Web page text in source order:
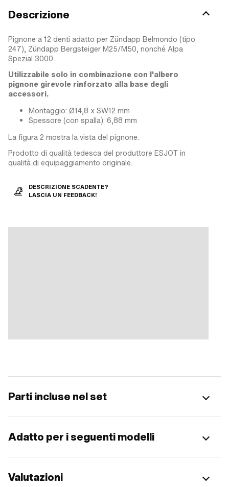
Descrizione
Pignone a 12 denti adatto per Zündapp Belmondo (tipo
247), Zündapp Bergsteiger M25/M50, nonché Alpa
Spezial 3000.
Utilizzabile solo in combinazione con l'albero
pignone girevole rinforzato alla base degli
accessori.
Montaggio: Ø14,8 x SW12 mm
Spessore (con spalla): 6,88 mm
La figura 2 mostra la vista del pignone.
Prodotto di qualità tedesca del produttore ESJOT in
qualità di equipaggiamento originale.
DESCRIZIONE SCADENTE?
LASCIA UN FEEDBACK!
Parti incluse nel set
Adatto per i seguenti modelli
Valutazioni